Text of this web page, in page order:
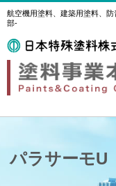
航空機用塗料、建築用塗料、
部-
パラサーモU